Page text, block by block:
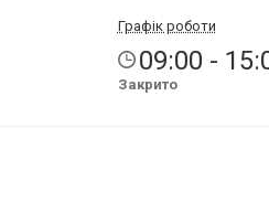
Графік роботи
09:00 -
Закрито